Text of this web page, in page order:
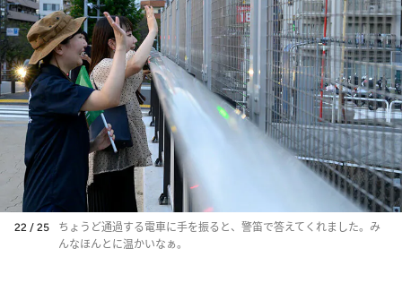
22 / 25
ちょうど通過する電車に手を振ると、警笛で答えてくれました。み
んなほんとに温かいなぁ。